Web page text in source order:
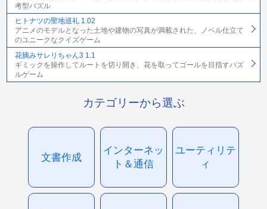
考型パズル
ヒトナツの聖地巡礼 1.02
アニメのモデルとなった土地や建物の写真が満載された、ノベル仕立て
のユニークなクイズゲーム
花摘みサレリちゃん3 1.1
ギミックを操作してルートを切り開き、花を取ってゴールを目指すパズ
ルゲーム
カテゴリーから選ぶ
文書作成
インターネッ
ト＆通信
ユーティリテ
ィ